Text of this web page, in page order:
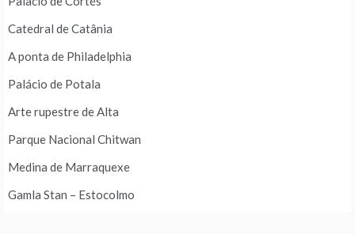
Catedral de Catânia
A ponta de Philadelphia
Palácio de Potala
Arte rupestre de Alta
Parque Nacional Chitwan
Medina de Marraquexe
Gamla Stan – Estocolmo